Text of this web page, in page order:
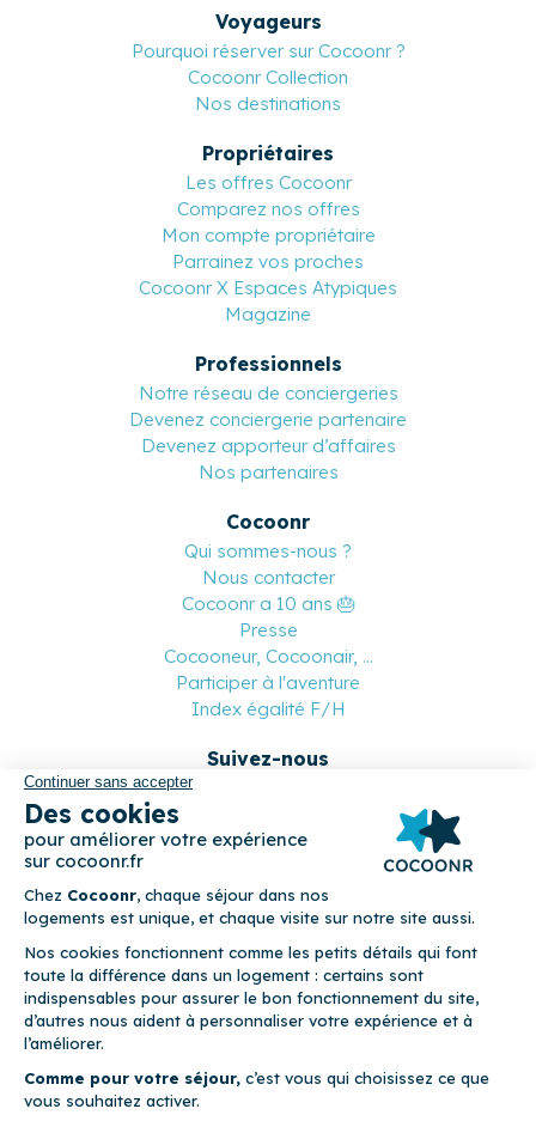
Voyageurs
Pourquoi réserver sur Cocoonr ?
Cocoonr Collection
Nos destinations
Propriétaires
Les offres Cocoonr
Comparez nos offres
Mon compte propriétaire
Parrainez vos proches
Cocoonr X Espaces Atypiques
Magazine
Professionnels
Notre réseau de conciergeries
Devenez conciergerie partenaire
Devenez apporteur d’affaires
Nos partenaires
Cocoonr
Qui sommes-nous ?
Nous contacter
Cocoonr a 10 ans 🎂
Presse
Cocooneur, Cocoonair, ...
Participer à l'aventure
Index égalité F/H
Suivez-nous
location–CGU – Politique de confidentialité–Politique de